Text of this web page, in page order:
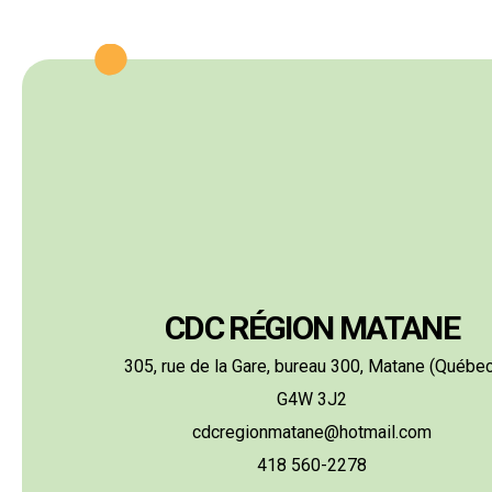
CDC RÉGION MATANE
305, rue de la Gare, bureau 300, Matane
G4W 3J2
cdcregionmatane@hotmail.com
418 560-2278